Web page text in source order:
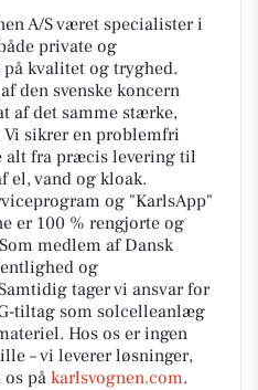
A/S været specialister i
private og
kvalitet og tryghed.
den svenske koncern
af det samme stærke,
sikrer en problemfri
alt fra præcis levering til
el, vand og kloak.
og "KarlsApp"
er 100 % rengjorte og
medlem af Dansk
og
tager vi ansvar for
tiltag som solcelleanlæg
Hos os er ingen
– vi leverer løsninger,
på karlsvognen.com.